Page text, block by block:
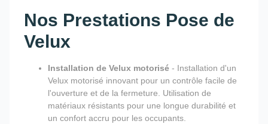
Nos Prestations Pose de
Velux
Installation de Velux motorisé - Installation d'un
Velux motorisé innovant pour un contrôle facile de
l'ouverture et de la fermeture. Utilisation de
matériaux résistants pour une longue durabilité et
un confort accru pour les occupants.